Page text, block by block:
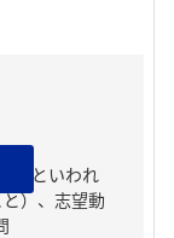
人といわれ
）、志望動